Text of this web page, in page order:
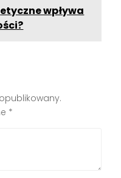
wpływa
*